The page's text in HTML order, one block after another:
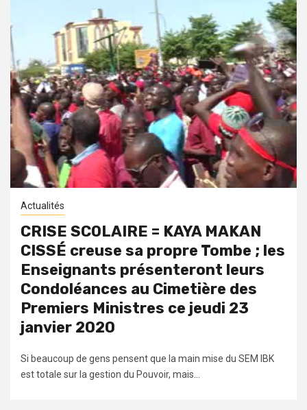
Actualités
CRISE SCOLAIRE = KAYA MAKAN
CISSÉ creuse sa propre Tombe ; les
Enseignants présenteront leurs
Condoléances au Cimetière des
Premiers Ministres ce jeudi 23
janvier 2020
Si beaucoup de gens pensent que la main mise du SEM IBK
est totale sur la gestion du Pouvoir, mais...